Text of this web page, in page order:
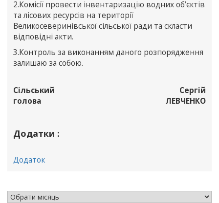
2.Комісії провести інвентаризацію водних об’єктів
та лісових ресурсів на території
Великосеверинівської сільської ради та скласти
відповідні акти.
3.Контроль за виконанням даного розпорядження
залишаю за собою.
Сільський
голова
Сергій
ЛЕВЧЕНКО
Додатки :
Додаток